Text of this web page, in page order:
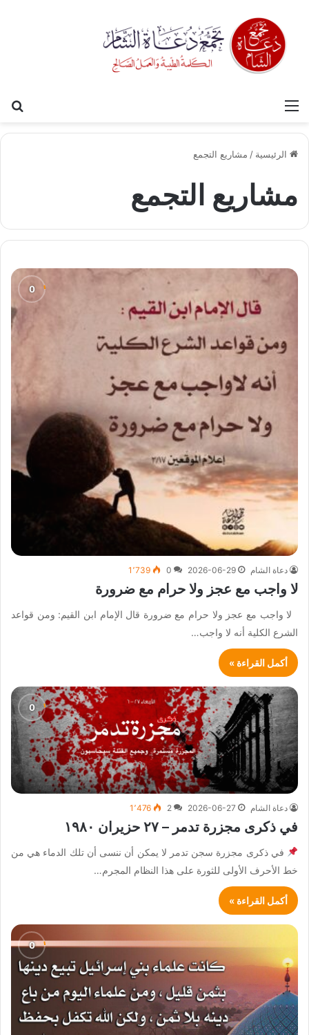
القائمة
الرئيسية / مشاريع التجمع
مشاريع التجمع
دعاة الشام 2026-06-29
0 1٬739
لا واجب مع عجز ولا حرام مع ضرورة
لا واجب مع عجز ولا حرام مع ضرورة قال الإمام ابن القيم: ومن قواعد
الشرع الكلية أنه لا واجب…
أكمل القراءة »
دعاة الشام 2026-06-27
2 1٬476
في ذكرى مجزرة تدمر – ٢٧ حزيران ١٩٨٠
في ذكرى مجزرة سجن تدمر لا يمكن أن ننسى أن تلك الدماء هي من
خط الأحرف الأولى للثورة على هذا النظام المجرم…
أكمل القراءة »